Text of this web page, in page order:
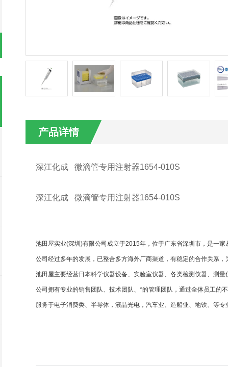
产品详情
深江化成 微滴管专用注射器1654-010S
深江化成 微滴管专用注射器1654-010S
池田屋实业(深圳)有限公司成立于2015年，位于广东省深圳市，是一家
公司经过多年的发展，已整合多方海外厂商渠道，有稳定的合作关系
池田屋主要经营日本科学仪器设备、实验室仪器、各类检测仪器、测
公司拥有专业的销售团队、技术团队、*的管理团队，通过全体员工的
服务于电子消费类、半导体，液晶光电，汽车业、造船业、地铁、等专